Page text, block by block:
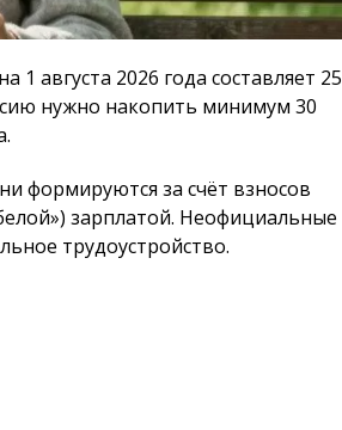
августа 2026 года составляет 25
нужно накопить минимум 30
формируются за счёт взносов
зарплатой. Неофициальные
трудоустройство.